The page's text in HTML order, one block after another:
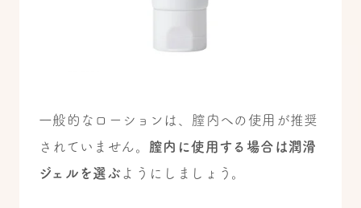
一般的なローションは、膣内への使用が推奨
されていません。 膣内に使用する場合は潤滑
ジェルを選ぶ ようにしましょう。